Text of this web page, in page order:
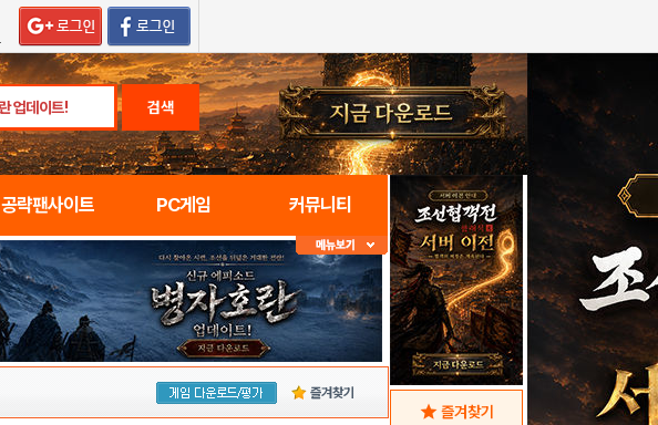
검색
공략팬사이트 PC게임 커뮤니티
즐겨찾기
star 즐겨찾기